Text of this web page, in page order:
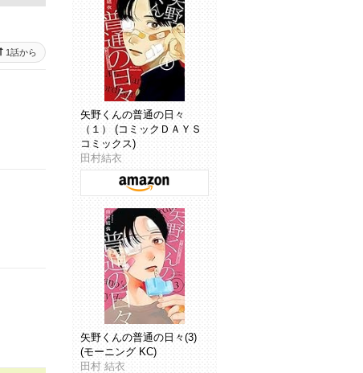
1話から
矢野くんの普通の日々
（１） (コミックＤＡＹＳ
コミックス)
田村結衣
矢野くんの普通の日々(3)
(モーニング KC)
田村 結衣